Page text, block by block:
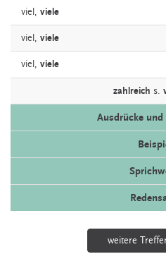
viel, viele
viel, viele
viel, viele
zahlreich s.
Ausdrücke und
weitere